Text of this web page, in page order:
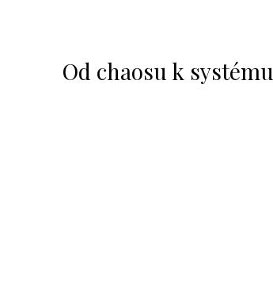
Od chaosu k systému